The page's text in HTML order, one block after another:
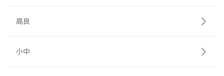
高良
小中